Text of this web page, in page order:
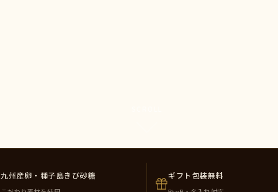
九州産卵・種子島きび砂糖 ギフト包装無料